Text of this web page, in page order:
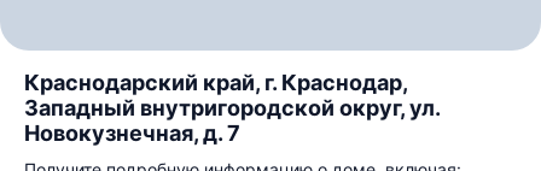
Краснодарский край, г. Краснодар,
Западный внутригородской округ, ул.
Новокузнечная, д. 7